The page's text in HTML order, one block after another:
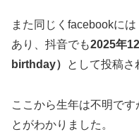
また同じくfacebookには
あり、抖音でも2025年
birthday）
として投稿さ
ここから生年は不明です
とがわかりました。